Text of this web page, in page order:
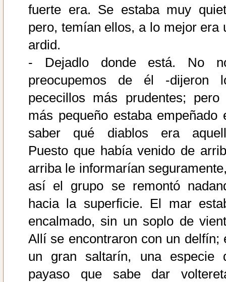
fuerte era. Se estaba muy
pero, temían ellos, a lo mejor era
ardid.
- Dejadlo donde está. No
preocupemos de él -dijeron
pececillos más prudentes; pero
más pequeño estaba empeñado
saber qué diablos era
Puesto que había venido de
arriba le informarían
así el grupo se remontó
hacia la superficie. El mar
encalmado, sin un soplo de
Allí se encontraron con un delfín;
un gran saltarín, una especie
payaso que sabe dar